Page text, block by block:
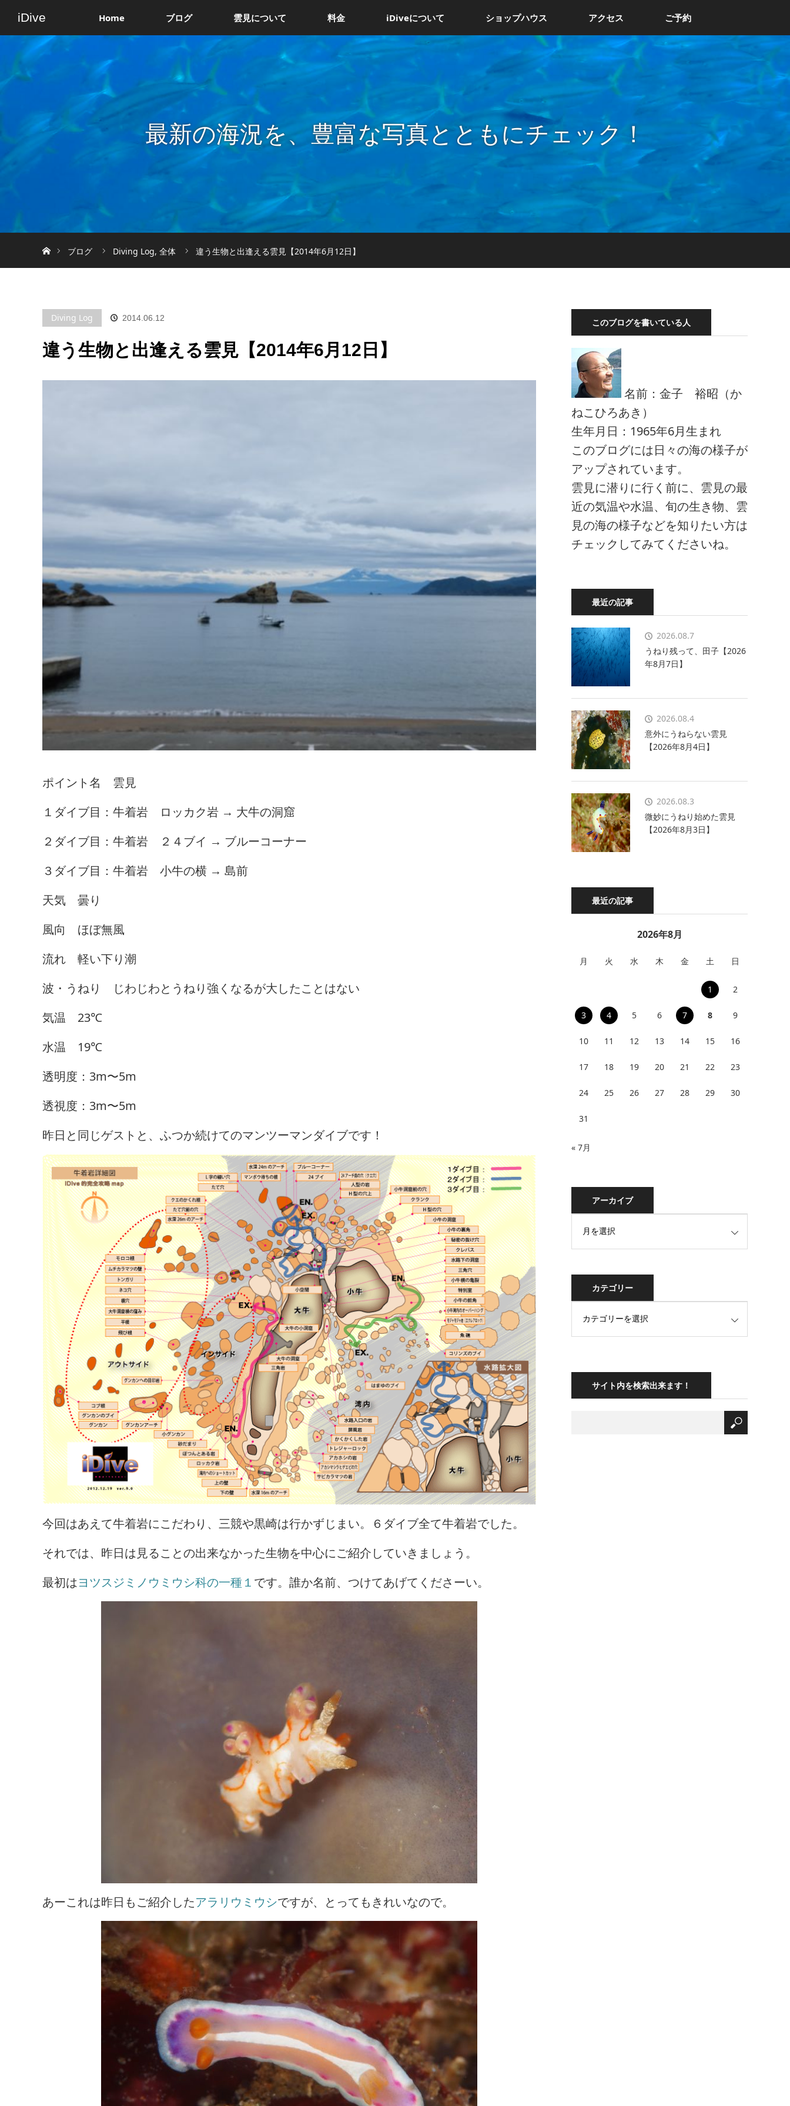
iDive Home ブログ 雲見について 料金 iDiveについて ショップハウス アクセス ご予約
最新の海況を、豊富な写真とともにチェック！
ブログ
Diving Log, 全体 違う生物と出逢える雲見【2014年6月12日】
Diving Log 2014.06.12
違う生物と出逢える雲見【2014年6月12日】
ポイント名 雲見
１ダイブ目：牛着岩 ロッカク岩 → 大牛の洞窟
２ダイブ目：牛着岩 ２４ブイ → ブルーコーナー
３ダイブ目：牛着岩 小牛の横 → 島前
天気 曇り
風向 ほぼ無風
流れ 軽い下り潮
波・うねり じわじわとうねり強くなるが大したことはない
気温 23℃
水温 19℃
透明度：3m〜5m
透視度：3m〜5m
昨日と同じゲストと、ふつか続けてのマンツーマンダイブです！
今回はあえて牛着岩にこだわり、三競や黒崎は行かずじまい。６ダイブ全て牛着岩でした。
それでは、昨日は見ることの出来なかった生物を中心にご紹介していきましょう。
最初はヨツスジミノウミウシ科の一種１ です。誰か名前、つけてあげてくださーい。
あーこれは昨日もご紹介したアラリウミウシですが、とってもきれいなので。
このブログを書いている人
名前：金子 裕昭（か
ねこひろあき）
生年月日：1965年6月生まれ
このブログには日々の海の様子が
アップされています。
雲見に潜りに行く前に、雲見の最
近の気温や水温、旬の生き物、雲
見の海の様子などを知りたい方は
チェックしてみてくださいね。
最近の記事
2026.08.7
うねり残って、田子【2026
年8月7日】
2026.08.4
意外にうねらない雲見
【2026年8月4日】
2026.08.3
微妙にうねり始めた雲見
【2026年8月3日】
最近の記事
2026年8月
月 火 水 木 金 土 日
1 2
3 4 5 6 7 8 9
10 11 12 13 14 15 16
17 18 19 20 21 22 23
24 25 26 27 28 29 30
31
« 7月
アーカイブ
カテゴリー
サイト内を検索出来ます！